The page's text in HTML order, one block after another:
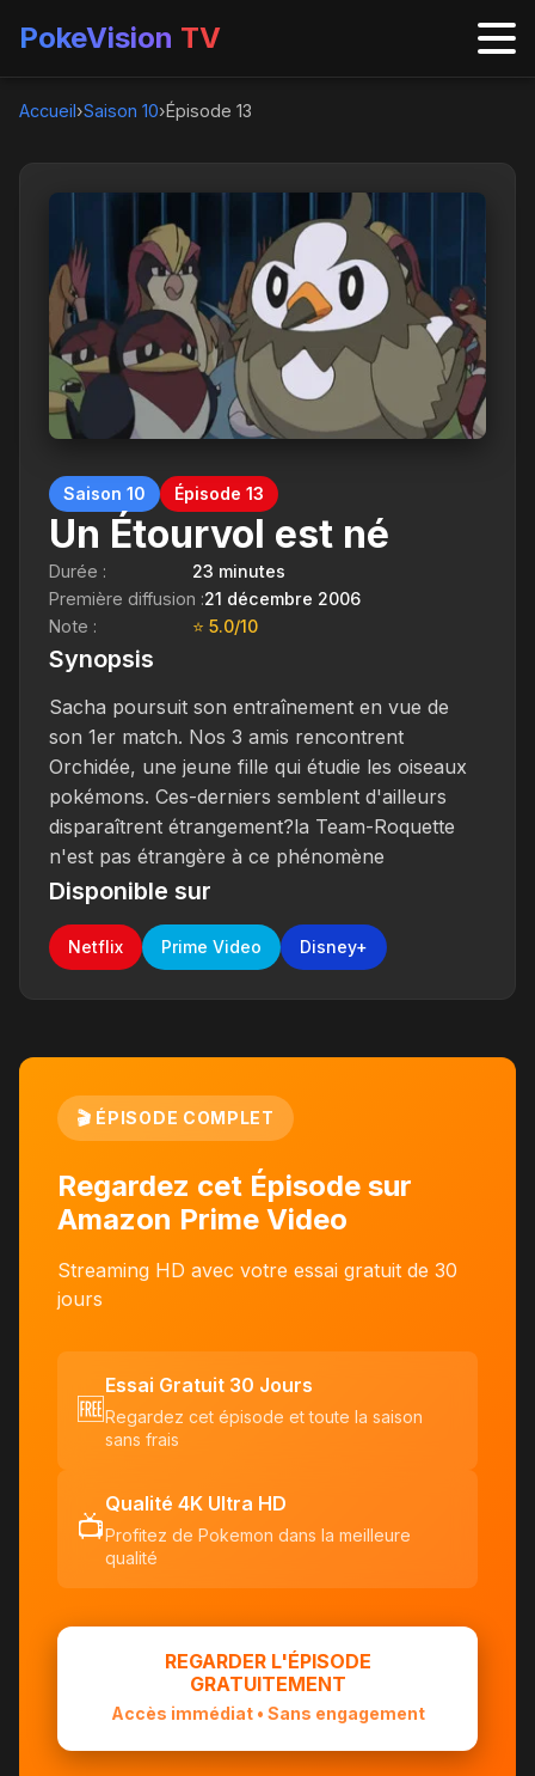
PokeVision TV
Accueil›Saison 10›Épisode 13
Saison 10 Épisode 13
Un Étourvol est né
Durée :
23 minutes
Première diffusion :21 décembre 2006
Note :
⭐ 5.0/10
Synopsis
Sacha poursuit son entraînement en vue de
son 1er match. Nos 3 amis rencontrent
Orchidée, une jeune fille qui étudie les oiseaux
pokémons. Ces-derniers semblent d'ailleurs
disparaîtrent étrangement?la Team-Roquette
n'est pas étrangère à ce phénomène
Disponible sur
Netflix Prime Video Disney+
🎬 ÉPISODE COMPLET
Regardez cet Épisode sur
Amazon Prime Video
Streaming HD avec votre essai gratuit de 30
jours
🆓
Essai Gratuit 30 Jours
Regardez cet épisode et toute la saison
sans frais
📺
Qualité 4K Ultra HD
Profitez de Pokemon dans la meilleure
qualité
REGARDER L'ÉPISODE
GRATUITEMENT
Accès immédiat • Sans engagement